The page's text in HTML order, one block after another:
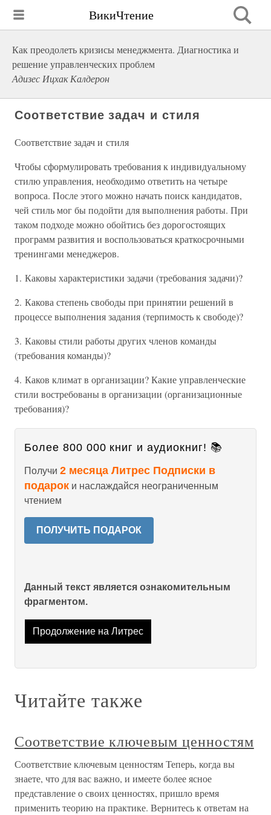
ВикиЧтение
Как преодолеть кризисы менеджмента. Диагностика и
решение управленческих проблем
Адизес Ицхак Калдерон
Соответствие задач и стиля
Соответствие задач и стиля
Чтобы сформулировать требования к индивидуальному
стилю управления, необходимо ответить на четыре
вопроса. После этого можно начать поиск кандидатов,
чей стиль мог бы подойти для выполнения работы. При
таком подходе можно обойтись без дорогостоящих
программ развития и воспользоваться краткосрочными
тренингами менеджеров.
1. Каковы характеристики задачи (требования задачи)?
2. Какова степень свободы при принятии решений в
процессе выполнения задания (терпимость к свободе)?
3. Каковы стили работы других членов команды
(требования команды)?
4. Каков климат в организации? Какие управленческие
стили востребованы в организации (организационные
требования)?
Более 800 000 книг и аудиокниг! 📚
Получи 2 месяца Литрес Подписки в
подарок и наслаждайся неограниченным
чтением
ПОЛУЧИТЬ ПОДАРОК
Данный текст является ознакомительным
фрагментом.
Продолжение на Литрес
Читайте также
Соответствие ключевым ценностям
Соответствие ключевым ценностям Теперь, когда вы
знаете, что для вас важно, и имеете более ясное
представление о своих ценностях, пришло время
применить теорию на практике. Вернитесь к ответам на